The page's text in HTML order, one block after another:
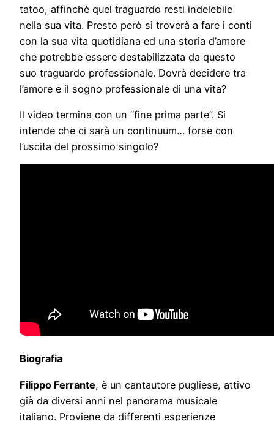
tatoo, affinchè quel traguardo resti indelebile
nella sua vita. Presto però si troverà a fare i conti
con la sua vita quotidiana ed una storia d’amore
che potrebbe essere destabilizzata da questo
suo traguardo professionale. Dovrà decidere tra
l’amore e il sogno professionale di una vita?
Il video termina con un “fine prima parte”. Si
intende che ci sarà un continuum… forse con
l’uscita del prossimo singolo?
Biografia
Filippo Ferrante, è un cantautore pugliese, attivo
già da diversi anni nel panorama musicale
italiano. Proviene da differenti esperienze